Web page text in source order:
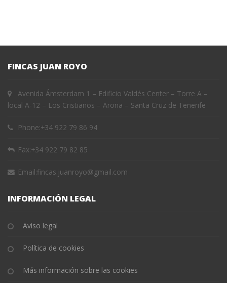
FINCAS JUAN ROYO
Avenida Ámsterdam 1 – Edificio Valdés Center – Torre A –
local A-12 – Los Cristianos – Arona – Santa Cruz de Tenerife
Phone:+34 922 79 86 94
Fax:+34 922 79 82 85
Email:fincas.juanroyo@gmail.com
INFORMACIÓN LEGAL
Aviso legal
Política de cookies
Más información sobre las cookies